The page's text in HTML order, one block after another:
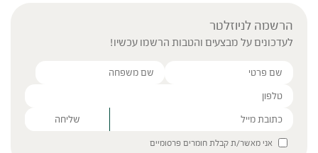
הרשמה לניוזלטר
לעדכונים על מבצעים והטבות הרשמו עכשיו!
Please leave this field empty.
אני מאשר/ת קבלת חומרים פרסומיים